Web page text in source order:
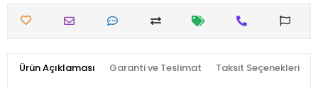
Ürün Açıklaması Garanti ve Teslimat Taksit Seçenekleri